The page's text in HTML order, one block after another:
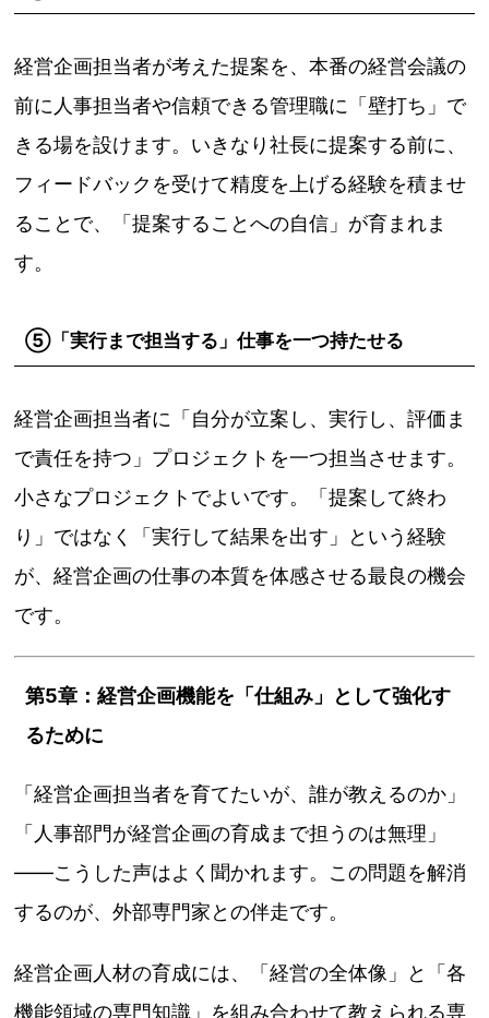
経営企画担当者が考えた提案を、本番の経営会議の
前に人事担当者や信頼できる管理職に「壁打ち」で
きる場を設けます。いきなり社長に提案する前に、
フィードバックを受けて精度を上げる経験を積ませ
ることで、「提案することへの自信」が育まれま
す。
⑤「実行まで担当する」仕事を一つ持たせる
経営企画担当者に「自分が立案し、実行し、評価ま
で責任を持つ」プロジェクトを一つ担当させます。
小さなプロジェクトでよいです。「提案して終わ
り」ではなく「実行して結果を出す」という経験
が、経営企画の仕事の本質を体感させる最良の機会
です。
第5章：経営企画機能を「仕組み」として強化す
るために
「経営企画担当者を育てたいが、誰が教えるのか」
「人事部門が経営企画の育成まで担うのは無理」
——こうした声はよく聞かれます。この問題を解消
するのが、外部専門家との伴走です。
経営企画人材の育成には、「経営の全体像」と「各
機能領域の専門知識」を組み合わせて教えられる専